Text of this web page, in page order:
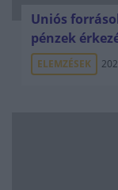
Uniós
pénzek
ELEMZÉSEK